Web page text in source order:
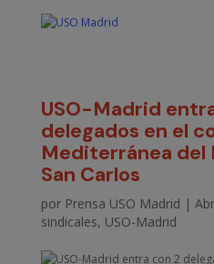
USO-Madrid
delegados en el
Mediterránea del
San Carlos
por Prensa USO Madrid |
sindicales, USO-Madrid